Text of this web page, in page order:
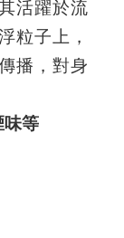
活躍於流
粒子上，
播，對身
味等